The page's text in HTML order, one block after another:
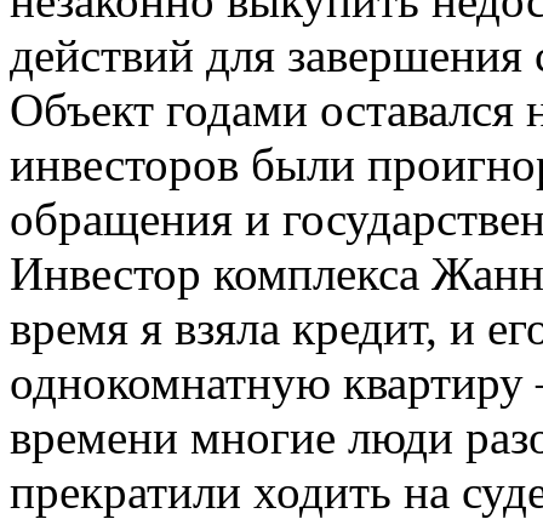
действий для завершения
Объект годами
инвесторов были
обращения и
Инвестор комплекса
время я взяла кредит, и
однокомнатную
времени многие люди
прекратили ходить на